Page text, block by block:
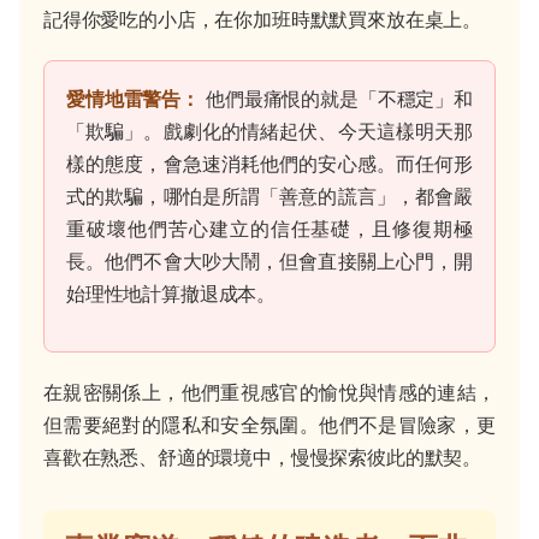
記得你愛吃的小店，在你加班時默默買來放在桌上。
愛情地雷警告： 他們最痛恨的就是「不穩定」和
「欺騙」。戲劇化的情緒起伏、今天這樣明天那
樣的態度，會急速消耗他們的安心感。而任何形
式的欺騙，哪怕是所謂「善意的謊言」，都會嚴
重破壞他們苦心建立的信任基礎，且修復期極
長。他們不會大吵大鬧，但會直接關上心門，開
始理性地計算撤退成本。
在親密關係上，他們重視感官的愉悅與情感的連結，
但需要絕對的隱私和安全氛圍。他們不是冒險家，更
喜歡在熟悉、舒適的環境中，慢慢探索彼此的默契。